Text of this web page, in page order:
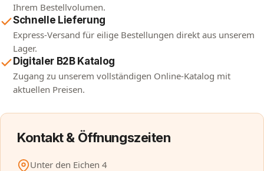
Ihrem Bestellvolumen.
Schnelle Lieferung
Express-Versand für eilige Bestellungen direkt aus unserem
Lager.
Digitaler B2B Katalog
Zugang zu unserem vollständigen Online-Katalog mit
aktuellen Preisen.
Kontakt & Öffnungszeiten
Unter den Eichen 4